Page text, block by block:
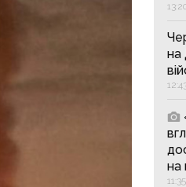
на
на
11:35